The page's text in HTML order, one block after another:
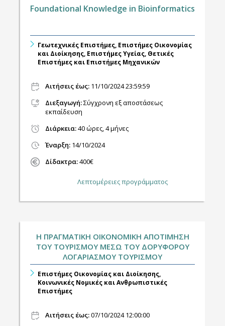
Foundational Knowledge in Bioinformatics
Γεωτεχνικές Επιστήμες, Επιστήμες Οικονομίας
και Διοίκησης, Επιστήμες Υγείας, Θετικές
Επιστήμες και Επιστήμες Μηχανικών
Αιτήσεις έως: 11/10/2024 23:59:59
Διεξαγωγή:Σύγχρονη εξ αποστάσεως
εκπαίδευση
Διάρκεια:40 ώρες, 4 μήνες
Έναρξη: 14/10/2024
Δίδακτρα:400€
Λεπτομέρειες προγράμματος
Η ΠΡΑΓΜΑΤΙΚΗ ΟΙΚΟΝΟΜΙΚΗ ΑΠΟΤΙΜΗΣΗ
ΤΟΥ ΤΟΥΡΙΣΜΟΥ ΜΕΣΩ ΤΟΥ ΔΟΡΥΦΟΡΟΥ
ΛΟΓΑΡΙΑΣΜΟΥ ΤΟΥΡΙΣΜΟΥ
Επιστήμες Οικονομίας και Διοίκησης,
Κοινωνικές Νομικές και Ανθρωπιστικές
Επιστήμες
Αιτήσεις έως:07/10/2024 12:00:00